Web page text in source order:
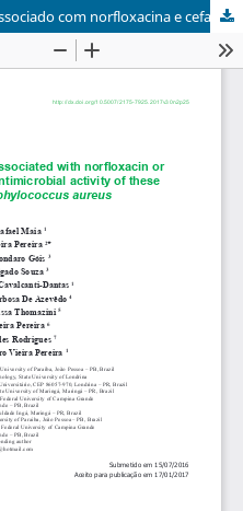
Extrato de Matricaria recutita associado com norfloxacina e cefalexina aumenta a atividade antimicrobiana destes medicamentos contra Staphylococcus aureus